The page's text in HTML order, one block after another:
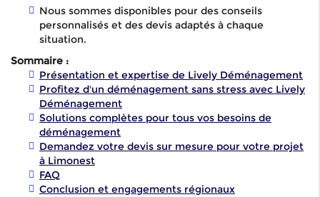
Nous sommes disponibles pour des conseils
personnalisés et des devis adaptés à chaque
situation.
Sommaire :
Présentation et expertise de Lively Déménagement
Profitez d'un déménagement sans stress avec Lively
Déménagement
Solutions complètes pour tous vos besoins de
déménagement
Demandez votre devis sur mesure pour votre projet
à Limonest
FAQ
Conclusion et engagements régionaux